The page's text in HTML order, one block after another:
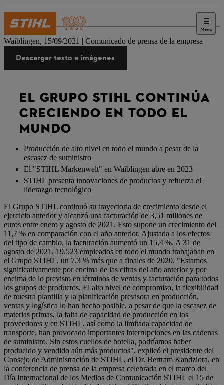
Menu
Prensa
Waiblingen, 15/09/2021 | Comunicado de prensa de la empresa
Descargar texto e imágenes
EL GRUPO STIHL CONTINÚA
CRECIENDO EN TODO EL
MUNDO
Producción de alto nivel en todo el mundo a pesar de la
escasez de suministro
El "STIHL Markenwelt" en Waiblingen abre en 2023
STIHL presenta innovaciones de productos y refuerza el
liderazgo tecnológico
El Grupo STIHL continuó su trayectoria de crecimiento desde el
ejercicio anterior y alcanzó una facturación de 3,51 millones de
euros entre enero y agosto de 2021. Esto supone un crecimiento del
11,7 % en comparación con el año anterior. Ajustada a los efectos
del tipo de cambio, la facturación aumentó un 15,4 %. A 31 de
agosto de 2021, 19.523 empleados en todo el mundo trabajaban en
el Grupo STIHL, un 7,3 % más que a finales de 2020. "Estamos
significativamente por encima de las cifras del año anterior y por
encima de lo previsto en términos de ventas y facturación para todos
los grupos de productos. El alto nivel de compromiso, la flexibilidad
de nuestra plantilla y la planificación previsora en producción,
ventas y logística lo han hecho posible, a pesar de que la escasez de
materias primas, la falta de capacidad de producción en los
proveedores y en STIHL, así como la limitada capacidad de
transporte, han provocado importantes interrupciones en las cadenas
de suministro. Sin estos cuellos de botella, podríamos haber
producido y vendido aún más productos", explicó el presidente del
Consejo de Administración de STIHL, el Dr. Bertram Kandziora, en
la conferencia de prensa de la empresa celebrada en el marco del
Día Internacional de los Medios de Comunicación STIHL el 15 de